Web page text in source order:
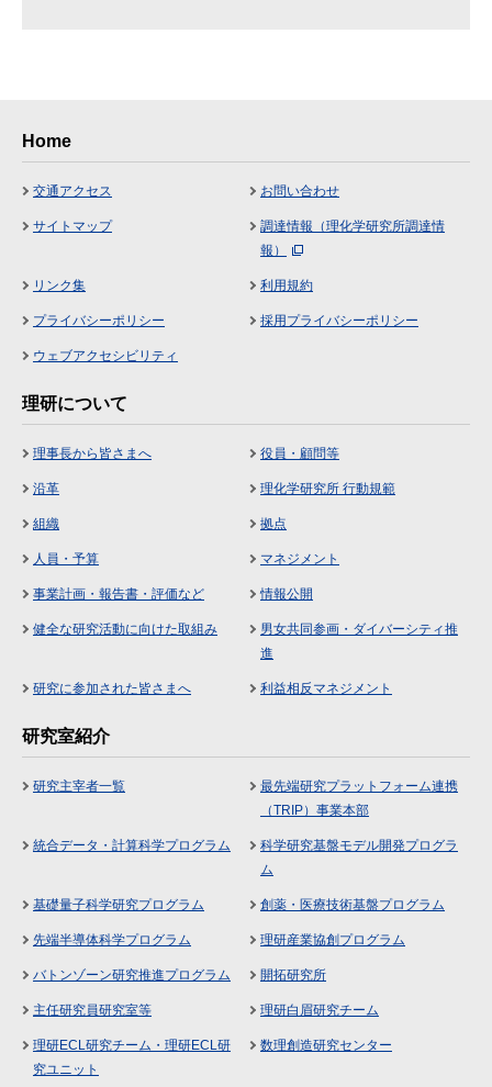
Home
交通アクセス お問い合わせ
サイトマップ
調達情報（理化学研究所調達情
報）
リンク集 利用規約
プライバシーポリシー 採用プライバシーポリシー
ウェブアクセシビリティ
理研について
理事長から皆さまへ 役員・顧問等
沿革 理化学研究所 行動規範
組織 拠点
人員・予算 マネジメント
事業計画・報告書・評価など 情報公開
健全な研究活動に向けた取組み
男女共同参画・ダイバーシティ推
進
研究に参加された皆さまへ 利益相反マネジメント
研究室紹介
研究主宰者一覧
最先端研究プラットフォーム連携
（TRIP）事業本部
統合データ・計算科学プログラム
科学研究基盤モデル開発プログラ
ム
基礎量子科学研究プログラム 創薬・医療技術基盤プログラム
先端半導体科学プログラム 理研産業協創プログラム
バトンゾーン研究推進プログラム 開拓研究所
主任研究員研究室等 理研白眉研究チーム
理研ECL研究チーム・理研ECL研
究ユニット
数理創造研究センター